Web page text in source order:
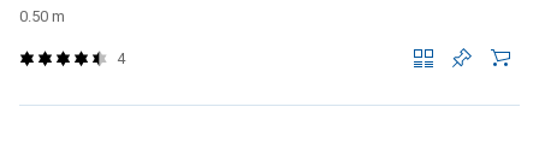
0.50 m
4